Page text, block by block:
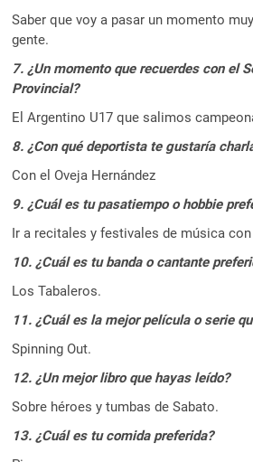
Saber que voy a pasar un momento
gente.
7. ¿Un momento que recuerdes con el
Provincial?
El Argentino U17 que salimos
8. ¿Con qué deportista te gustaría
Con el Oveja Hernández
9. ¿Cuál es tu pasatiempo o hobbie
Ir a recitales y festivales de música
10. ¿Cuál es tu banda o cantante
Los Tabaleros.
11. ¿Cuál es la mejor película o serie
Spinning Out.
12. ¿Un mejor libro que hayas leído?
Sobre héroes y tumbas de Sabato.
13. ¿Cuál es tu comida preferida?